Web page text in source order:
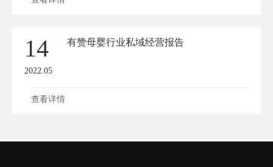
14
2022.05
有赞母婴行业私域经营报告
查看详情